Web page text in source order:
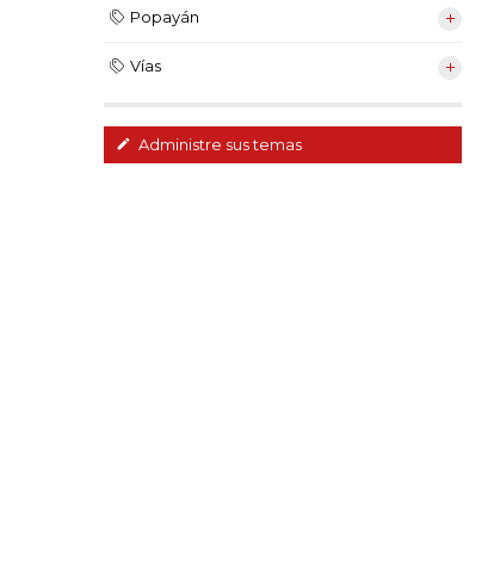
Popayán
Vías
Administre sus temas